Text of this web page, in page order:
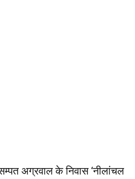
अग्रवाल के निवास ‘नीलांचल